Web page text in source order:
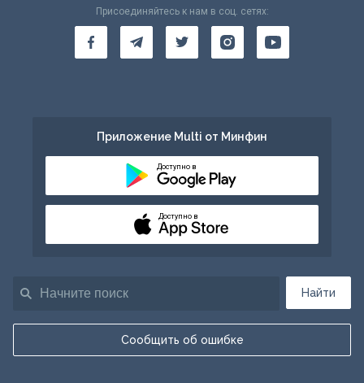
Найти
Сообщить об ошибке
Присоединяйтесь к нам в соц. сетях:
Приложение Multi от Минфин
Доступно в
Доступно в